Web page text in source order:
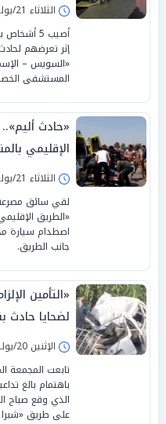
الثلاثاء 21/يوليو/2026 - 11:25 م
أصيب 5
إثر تعرضهم
«السويس –
المستشفى
«حادث
الإقليمي
الثلاثاء 21/يوليو/2026 - 04:29 م
لقي سائق
«الطريق
اصطدام سيارة
جانب الطريق.
لضحايا حادث
الإثنين 20/يوليو/2026 - 11:13 م
تابعت المجمعة
باهتمام بالغ
على طريق «شبرا